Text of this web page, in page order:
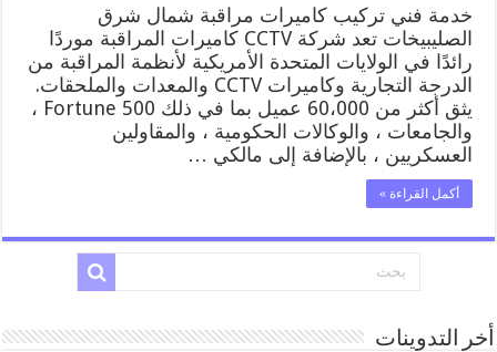
الصليبيخات
مغلقة
خدمة فني تركيب كاميرات مراقبة شمال شرق
الصليبيخات تعد شركة CCTV كاميرات المراقبة موردًا
رائدًا في الولايات المتحدة الأمريكية لأنظمة المراقبة من
الدرجة التجارية وكاميرات CCTV والمعدات والملحقات.
يثق أكثر من 60،000 عميل بما في ذلك Fortune 500 ،
والجامعات ، والوكالات الحكومية ، والمقاولين
العسكريين ، بالإضافة إلى مالكي …
أكمل القراءة »
أخر التدوينات